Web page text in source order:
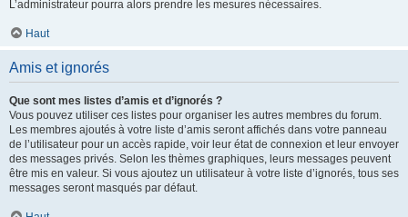
L’administrateur pourra alors prendre les mesures nécessaires.
Haut
Amis et ignorés
Que sont mes listes d’amis et d’ignorés ?
Vous pouvez utiliser ces listes pour organiser les autres membres du forum.
Les membres ajoutés à votre liste d’amis seront affichés dans votre panneau
de l’utilisateur pour un accès rapide, voir leur état de connexion et leur envoyer
des messages privés. Selon les thèmes graphiques, leurs messages peuvent
être mis en valeur. Si vous ajoutez un utilisateur à votre liste d’ignorés, tous ses
messages seront masqués par défaut.